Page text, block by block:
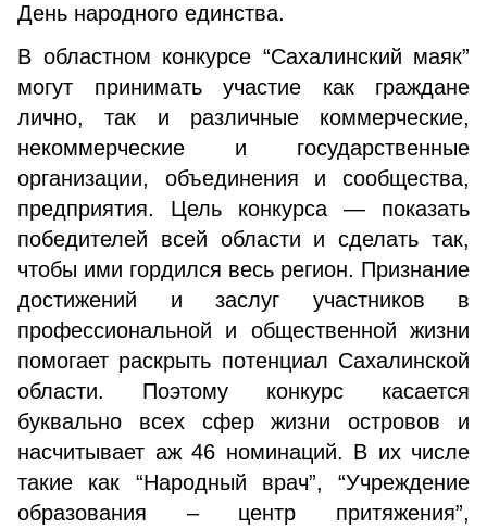
День народного единства.
В областном конкурсе “Сахалинский маяк”
могут принимать участие как граждане
лично, так и различные коммерческие,
некоммерческие и государственные
организации, объединения и сообщества,
предприятия. Цель конкурса — показать
победителей всей области и сделать так,
чтобы ими гордился весь регион. Признание
достижений и заслуг участников в
профессиональной и общественной жизни
помогает раскрыть потенциал Сахалинской
области. Поэтому конкурс касается
буквально всех сфер жизни островов и
насчитывает аж 46 номинаций. В их числе
такие как “Народный врач”, “Учреждение
образования – центр притяжения”,